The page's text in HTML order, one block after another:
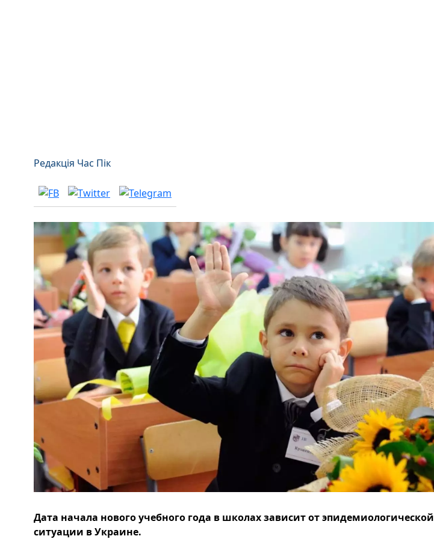
Редакція Час Пік
Дата начала нового учебного года в школах зависит от эпидемиологической
ситуации в Украине.